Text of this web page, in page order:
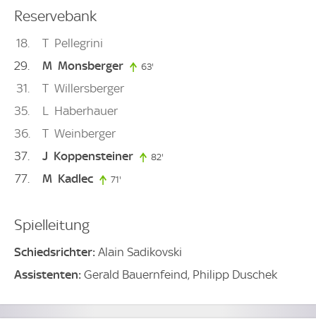
Reservebank
18 T Pellegrini
29
M Monsberger 63'
31 T Willersberger
35
L Haberhauer
36
T Weinberger
37
J Koppensteiner 82'
77 M Kadlec 71'
Spielleitung
Schiedsrichter: Alain Sadikovski
Assistenten: Gerald Bauernfeind, Philipp Duschek